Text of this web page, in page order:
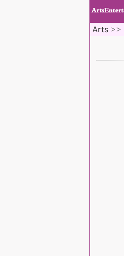
Arts >>